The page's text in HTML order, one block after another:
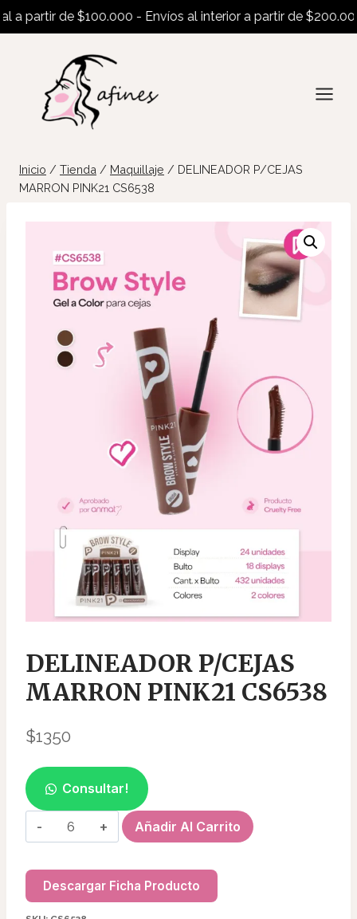
de $100.000 - Envíos al interior a partir de $200.000
contenido
Inicio / Tienda / Maquillaje / DELINEADOR P/CEJAS
MARRON PINK21 CS6538
DELINEADOR P/CEJAS
MARRON PINK21 CS6538
$1350
Consultar!
DELINEADOR
P/CEJAS
PINK21
CS6538
Añadir Al Carrito
Descargar Ficha Producto